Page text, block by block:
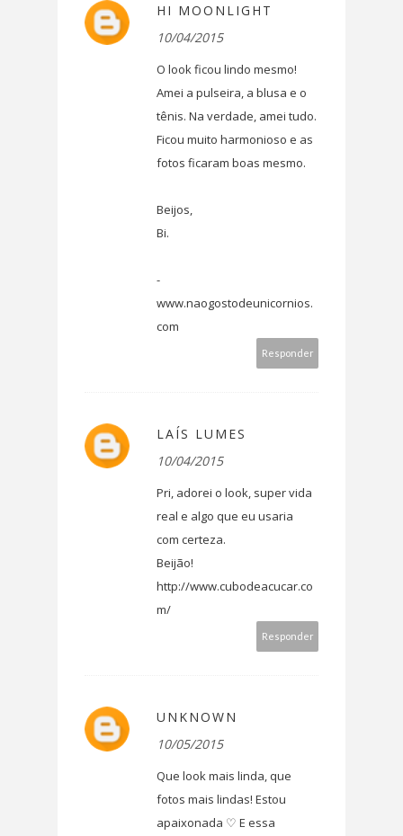
HI MOONLIGHT
10/04/2015
O look ficou lindo mesmo!
Amei a pulseira, a blusa e o
tênis. Na verdade, amei tudo.
Ficou muito harmonioso e as
fotos ficaram boas mesmo.
Beijos,
Bi.
-
www.naogostodeunicornios.
com
Responder
LAÍS LUMES
10/04/2015
Pri, adorei o look, super vida
real e algo que eu usaria
com certeza.
Beijão!
http://www.cubodeacucar.co
m/
Responder
UNKNOWN
10/05/2015
Que look mais linda, que
fotos mais lindas! Estou
apaixonada ♡ E essa